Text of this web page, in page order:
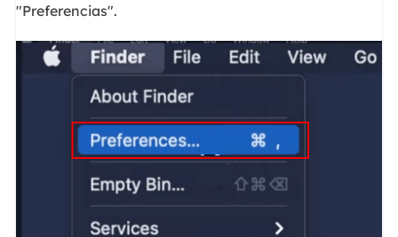
"Preferencias".